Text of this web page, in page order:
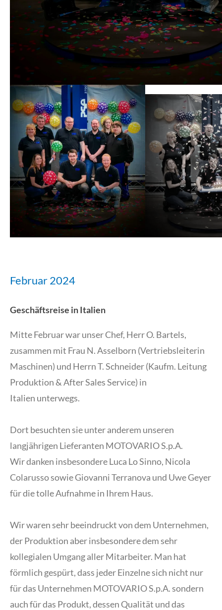
Februar 2024
Geschäftsreise in Italien
Mitte Februar war unser Chef, Herr O. Bartels,
zusammen mit Frau N. Asselborn (Vertriebsleiterin
Maschinen) und Herrn T. Schneider (Kaufm. Leitung
Produktion & After Sales Service) in
Italien unterwegs.
Dort besuchten sie unter anderem unseren
langjährigen Lieferanten MOTOVARIO S.p.A.
Wir danken insbesondere Luca Lo Sinno, Nicola
Colarusso sowie Giovanni Terranova und Uwe Geyer
für die tolle Aufnahme in Ihrem Haus.
Wir waren sehr beeindruckt von dem Unternehmen,
der Produktion aber insbesondere dem sehr
kollegialen Umgang aller Mitarbeiter. Man hat
förmlich gespürt, dass jeder Einzelne sich nicht nur
für das Unternehmen MOTOVARIO S.p.A. sondern
auch für das Produkt, dessen Qualität und das